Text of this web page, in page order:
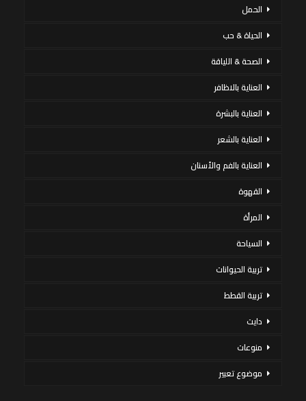
الحمل
الحياة & حب
الصحة & اللياقة
العناية بالاظافر
العناية بالبشرة
العناية بالشعر
العناية بالفم والأسنان
القهوة
المرأة
السياحة
تربية الحيوانات
تربية القطط
دايت
منوعات
موضوع تعبير